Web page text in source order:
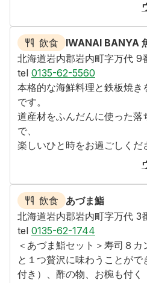
飲食
IWANAI BANYA
北海道岩内郡岩内町字万代 9
tel 0135-62-5560
本格的な海鮮料理と鉄板焼
です。
道産材をふんだんに使った落
で、
楽しいひと時をお過ごしくだ
飲食
あづま鮨
北海道岩内郡岩内町字万代 3
tel 0135-62-1744
＜あづま鮨セット＞寿司８
と１つ贅沢に味わうことが
付き）、酢の物、お椀も付く